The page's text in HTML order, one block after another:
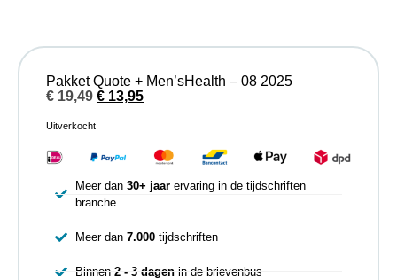
Pakket Quote + Men’sHealth – 08 2025
€19,49 € 13,95
Uitverkocht
Meer dan 30+ jaarervaring in de tijdschriften
branche
Meer dan 7.000tijdschriften
Binnen 2 - 3 dagenin de brievenbus